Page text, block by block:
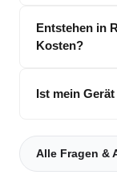
Entstehen in
Kosten?
Ist mein
Alle Fragen &